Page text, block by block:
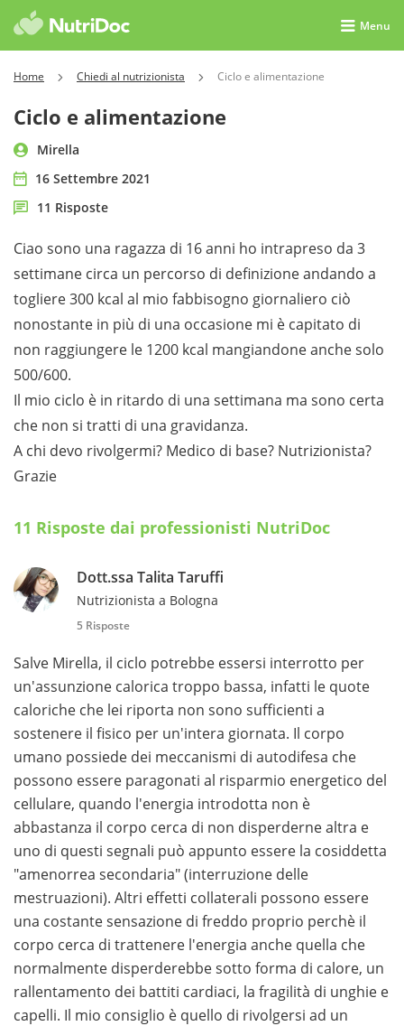
Menu
Home Chiedi al nutrizionista Ciclo e alimentazione
Ciclo e alimentazione
Mirella
16 Settembre 2021
11 Risposte
Ciao sono una ragazza di 16 anni ho intrapreso da 3
settimane circa un percorso di definizione andando a
togliere 300 kcal al mio fabbisogno giornaliero ciò
nonostante in più di una occasione mi è capitato di
non raggiungere le 1200 kcal mangiandone anche solo
500/600.
Il mio ciclo è in ritardo di una settimana ma sono certa
che non si tratti di una gravidanza.
A chi devo rivolgermi? Medico di base? Nutrizionista?
Grazie
11 Risposte dai professionisti NutriDoc
Dott.ssa Talita Taruffi
Nutrizionista a Bologna
5 Risposte
Salve Mirella, il ciclo potrebbe essersi interrotto per
un'assunzione calorica troppo bassa, infatti le quote
caloriche che lei riporta non sono sufficienti a
sostenere il fisico per un'intera giornata. Il corpo
umano possiede dei meccanismi di autodifesa che
possono essere paragonati al risparmio energetico del
cellulare, quando l'energia introdotta non è
abbastanza il corpo cerca di non disperderne altra e
uno di questi segnali può appunto essere la cosiddetta
"amenorrea secondaria" (interruzione delle
mestruazioni). Altri effetti collaterali possono essere
una costante sensazione di freddo proprio perchè il
corpo cerca di trattenere l'energia anche quella che
normalmente disperderebbe sotto forma di calore, un
rallentamento dei battiti cardiaci, la fragilità di unghie e
capelli. Il mio consiglio è quello di rivolgersi ad un